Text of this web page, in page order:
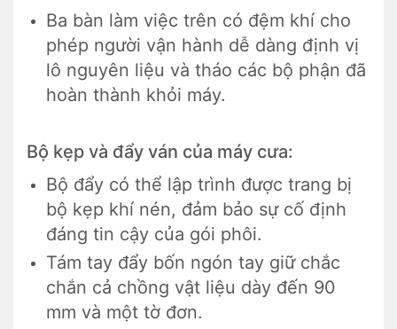
Ba bàn làm việc trên có đệm khí cho
phép người vận hành dễ dàng định vị
lô nguyên liệu và tháo các bộ phận đã
hoàn thành khỏi máy.
Bộ kẹp và đẩy ván của máy cưa:
Bộ đẩy có thể lập trình được trang bị
bộ kẹp khí nén, đảm bảo sự cố định
đáng tin cậy của gói phôi.
Tám tay đẩy bốn ngón tay giữ chắc
chắn cả chồng vật liệu dày đến 90
mm và một tờ đơn.